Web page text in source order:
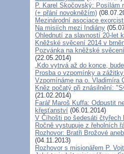
P. Karel Skočovský: Posílám
(+ přání novokněžím)
Mezinárodní asociace
Na misiích mezi Indiány
Ohlednutí za slavností 20-let
Kněžské svěcení 2014 v
Pozvánka na kněžské
(22.05.2014)
„Kdo vytrvá až do konce,
Prosba o vzpomínky a
Vzpomínáme na o. Vladimíra
Kněz počatý při znásilnění:
(21.02.2014)
Farář Maroš Kuffa: Odpustit
křesťanství (06.01.2014)
V Číhošti po šedesáti čtyřech
Ročně vystupuje z řeholních
Rozhovor: Bratři Brožové
(04.11.2013)
Rozhovor s misionářem P.